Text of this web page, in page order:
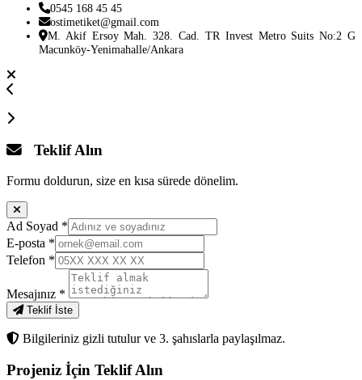
0545 168 45 45
ostimetiket@gmail.com
M. Akif Ersoy Mah. 328. Cad. TR Invest Metro Suits No:2 G
Macunköy-Yenimahalle/Ankara
Teklif Alın
Formu doldurun, size en kısa sürede dönelim.
Ad Soyad *
E-posta *
Telefon *
Mesajınız *
Teklif İste
Bilgileriniz gizli tutulur ve 3. şahıslarla paylaşılmaz.
Projeniz İçin Teklif Alın